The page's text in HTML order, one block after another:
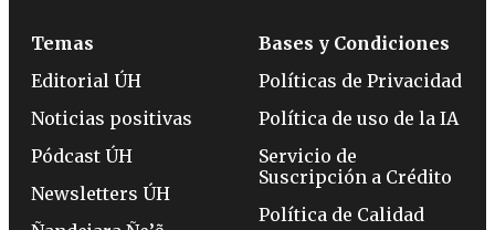
Temas
Editorial ÚH
Noticias positivas
Pódcast ÚH
Newsletters ÚH
Bases y Condiciones
Políticas de Privacidad
Política de uso de la IA
Servicio de
Suscripción a Crédito
Política de Calidad